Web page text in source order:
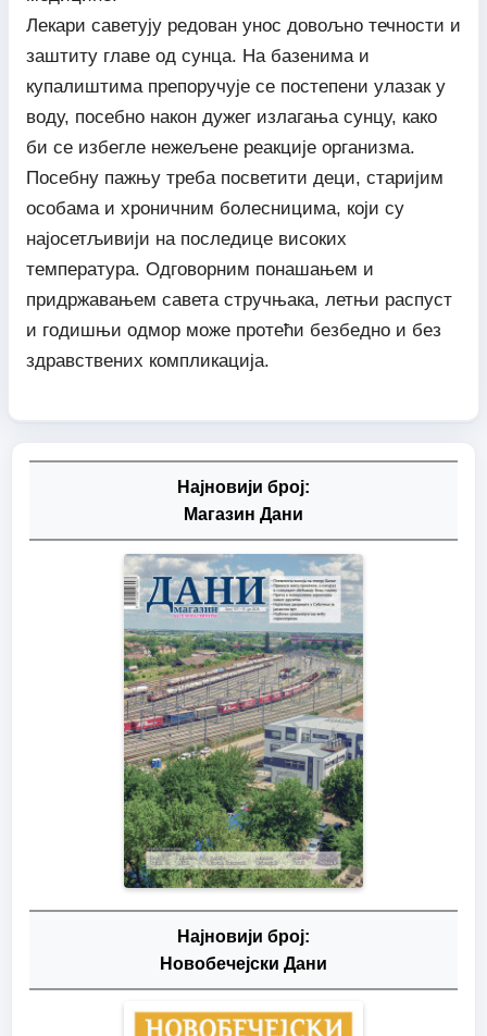
Лекари саветују редован унос довољно течности и
заштиту главе од сунца. На базенима и
купалиштима препоручује се постепени улазак у
воду, посебно након дужег излагања сунцу, како
би се избегле нежељене реакције организма.
Посебну пажњу треба посветити деци, старијим
особама и хроничним болесницима, који су
најосетљивији на последице високих
температура. Одговорним понашањем и
придржавањем савета стручњака, летњи распуст
и годишњи одмор може протећи безбедно и без
здравствених компликација.
Најновији број:
Магазин Дани
Најновији број:
Новобечејски Дани